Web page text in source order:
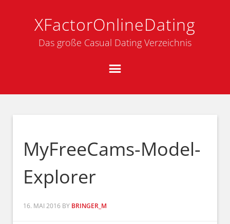
XFactorOnlineDating
Das große Casual Dating Verzeichnis
MyFreeCams-Model-
Explorer
16. MAI 2016 BY BRINGER_M